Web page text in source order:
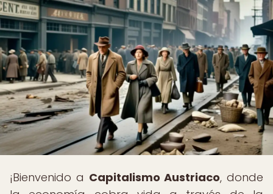
¡Bienvenido a Capitalismo Austriaco, donde